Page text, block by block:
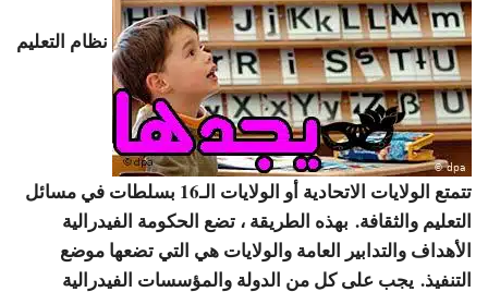
نظام التعليم
تتمتع الولايات الاتحادية أو الولايات الـ16 بسلطات في مسائل
التعليم والثقافة. بهذه الطريقة ، تضع الحكومة الفيدرالية
الأهداف والتدابير العامة والولايات هي التي تضعها موضع
التنفيذ. يجب على كل من الدولة والمؤسسات الفيدرالية